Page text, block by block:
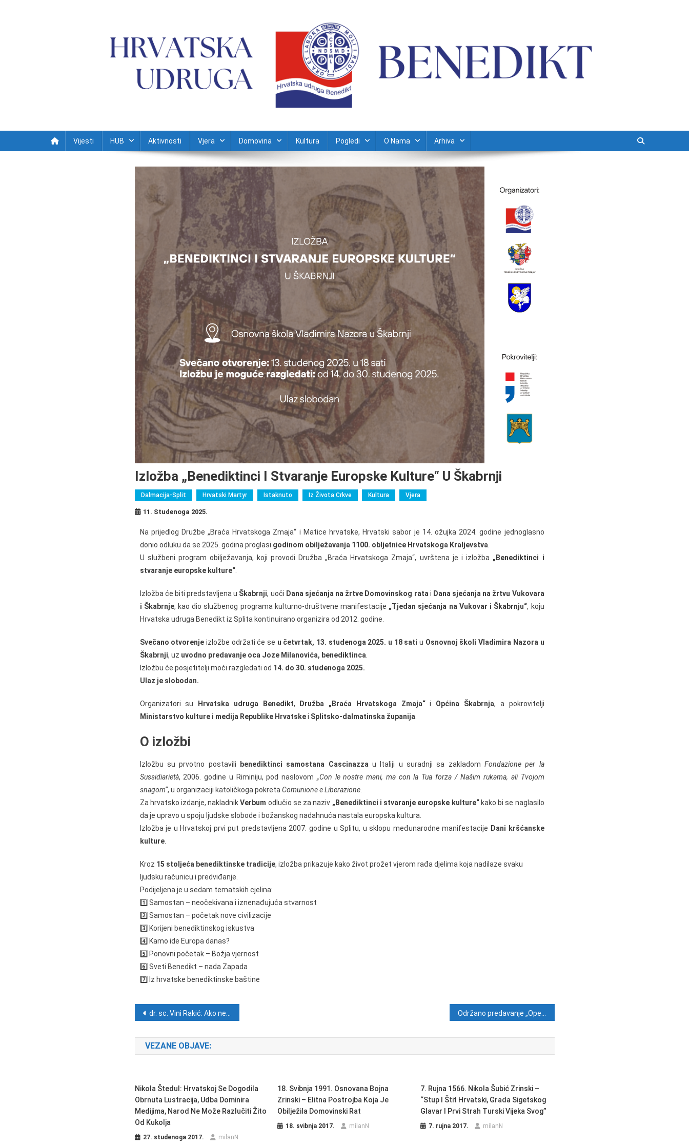
Vijesti HUB Aktivnosti Vjera Domovina Kultura Pogledi O Nama Arhiva
Izložba „Benediktinci I Stvaranje Europske Kulture“ U Škabrnji
Dalmacija-Split Hrvatski Martyr Istaknuto Iz Života Crkve Kultura Vjera
11. Studenoga 2025.
Na prijedlog Družbe „Braća Hrvatskoga Zmaja“ i Matice hrvatske, Hrvatski sabor je 14. ožujka 2024. godine jednoglasno
donio odluku da se 2025. godina proglasi godinom obilježavanja 1100. obljetnice Hrvatskoga Kraljevstva
U službeni program obilježavanja, koji provodi Družba „Braća Hrvatskoga Zmaja“, uvrštena je i izložba „Benediktinci i
stvaranje europske kulture“.
Izložba će biti predstavljena u Škabrnji, uoči Dana sjećanja na žrtve Domovinskog rata i Dana sjećanja na žrtvu Vukovara
i Škabrnje, kao dio službenog programa kulturno-društvene manifestacije „Tjedan sjećanja na Vukovar i Škabrnju“, koju
Hrvatska udruga Benedikt iz Splita kontinuirano organizira od 2012. godine.
Svečano otvorenje izložbe održati će se u četvrtak, 13. studenoga 2025. u 18 sati u Osnovnoj školi Vladimira Nazora u
Škabrnji, uz uvodno predavanje oca Joze Milanovića, benediktinca
Izložbu će posjetitelji moći razgledati od 14. do 30. studenoga 2025.
Ulaz je slobodan.
Organizatori su Hrvatska udruga Benedikt, Družba „Braća Hrvatskoga Zmaja“i Općina Škabrnja, a pokrovitelji
Ministarstvo kulture i medija Republike Hrvatskei Splitsko-dalmatinska županija
O izložbi
Izložbu su prvotno postavili benediktinci samostana Cascinazza u Italiji u suradnji sa zakladom Fondazione per la
Sussidiarietà, 2006. godine u Riminiju, pod naslovom „Con le nostre mani, ma con la Tua forza / Našim rukama, ali Tvojom
snagom“, u organizaciji katoličkoga pokreta Comunione e Liberazione.
Za hrvatsko izdanje, nakladnikVerbum odlučio se za naziv „Benediktinci i stvaranje europske kulture“kako bi se naglasilo
da je upravo u spoju ljudske slobode i božanskog nadahnuća nastala europska kultura.
Izložba je u Hrvatskoj prvi put predstavljena 2007. godine u Splitu, u sklopu međunarodne manifestacije Dani kršćanske
kulture.
Kroz 15 stoljeća benediktinske tradicije, izložba prikazuje kako život prožet vjerom rađa djelima koja nadilaze svaku
ljudsku računicu i predviđanje.
Podijeljena je u sedam tematskih cjelina:
1️⃣ Samostan – neočekivana i iznenađujuća stvarnost
2️⃣ Samostan – početak nove civilizacije
3️⃣ Korijeni benediktinskog iskustva
4️⃣ Kamo ide Europa danas?
5️⃣ Ponovni početak – Božja vjernost
6️⃣ Sveti Benedikt – nada Zapada
7️⃣ Iz hrvatske benediktinske baštine
Navigacija objava
dr. sc. Vini Rakić: Ako ne znaš što je bilo – Split, studeni 2025.
VEZANE OBJAVE:
Nikola Štedul: Hrvatskoj Se Dogodila
Obrnuta Lustracija, Udba Dominira
Medijima, Narod Ne Može Razlučiti Žito
Od Kukolja
27. studenoga 2017. milanN
18. Svibnja 1991. Osnovana Bojna
Zrinski – Elitna Postrojba Koja Je
Obilježila Domovinski Rat
18. svibnja 2017. milanN
7. Rujna 1566. Nikola Šubić Zrinski –
“Stup I Štit Hrvatski, Grada Sigetskog
Glavar I Prvi Strah Turski Vijeka Svog”
7. rujna 2017. milanN